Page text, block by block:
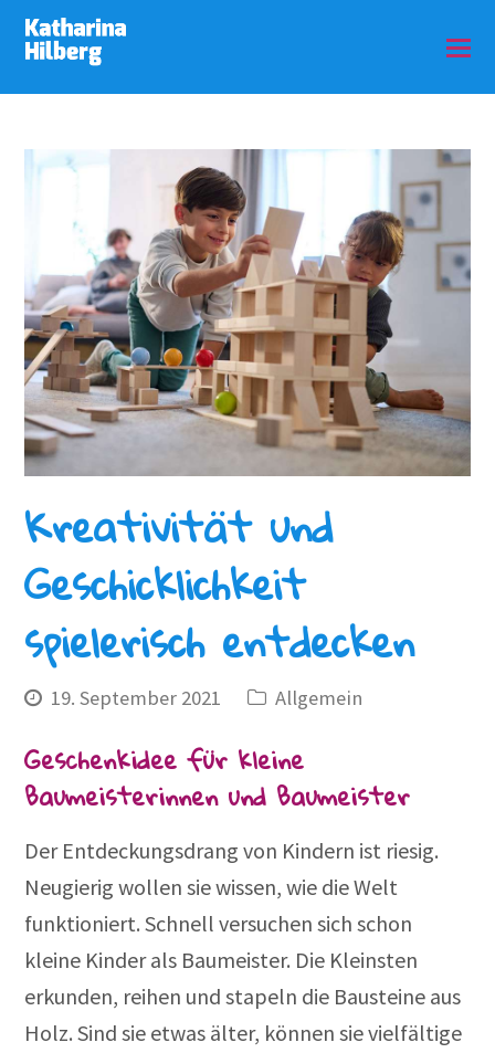
Kreativität und
Geschicklichkeit
spielerisch entdecken
19. September 2021 Allgemein
Geschenkidee für kleine
Baumeisterinnen und Baumeister
Der Entdeckungsdrang von Kindern ist riesig.
Neugierig wollen sie wissen, wie die Welt
funktioniert. Schnell versuchen sich schon
kleine Kinder als Baumeister. Die Kleinsten
erkunden, reihen und stapeln die Bausteine aus
Holz. Sind sie etwas älter, können sie vielfältige